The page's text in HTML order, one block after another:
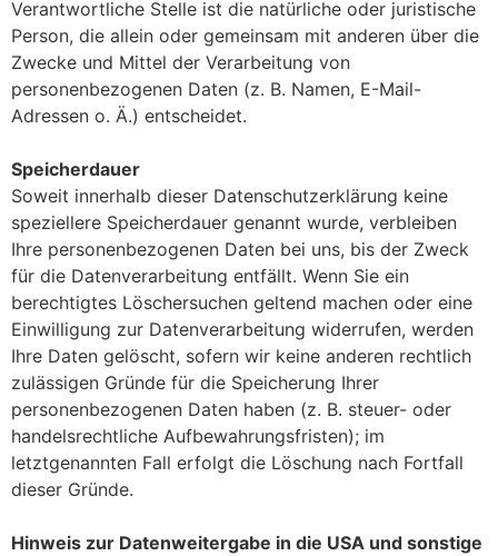
Verantwortliche Stelle ist die natürliche oder juristische
Person, die allein oder gemeinsam mit anderen über die
Zwecke und Mittel der Verarbeitung von
personenbezogenen Daten (z. B. Namen, E-Mail-
Adressen o. Ä.) entscheidet.
Speicherdauer
Soweit innerhalb dieser Datenschutzerklärung keine
speziellere Speicherdauer genannt wurde, verbleiben
Ihre personenbezogenen Daten bei uns, bis der Zweck
für die Datenverarbeitung entfällt. Wenn Sie ein
berechtigtes Löschersuchen geltend machen oder eine
Einwilligung zur Datenverarbeitung widerrufen, werden
Ihre Daten gelöscht, sofern wir keine anderen rechtlich
zulässigen Gründe für die Speicherung Ihrer
personenbezogenen Daten haben (z. B. steuer- oder
handelsrechtliche Aufbewahrungsfristen); im
letztgenannten Fall erfolgt die Löschung nach Fortfall
dieser Gründe.
Hinweis zur Datenweitergabe in die USA und sonstige